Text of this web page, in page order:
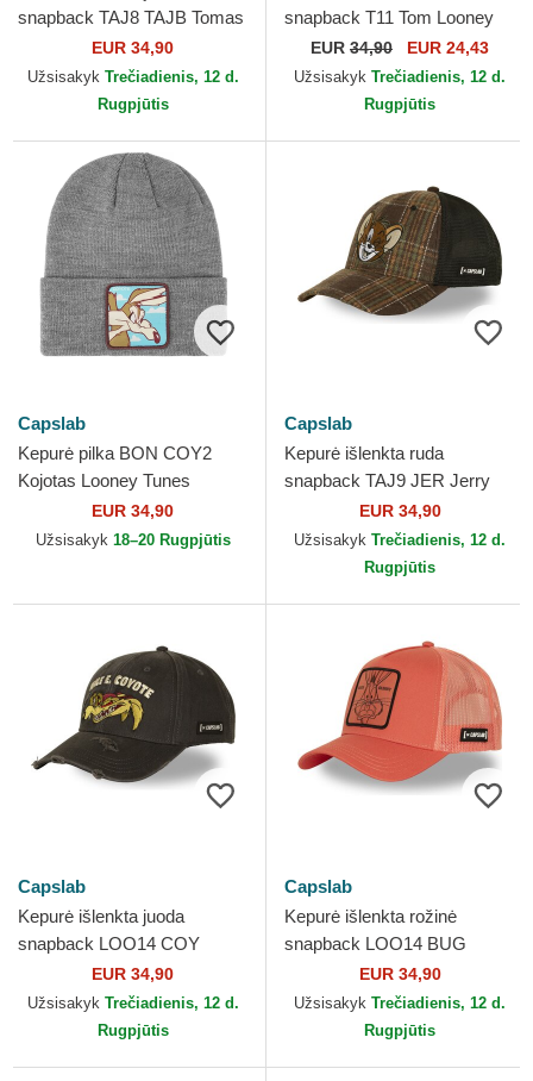
snapback TAJ8 TAJB Tomas
ir Džeris Looney Tunes
Capslab
EUR 34,90
Užsisakyk Trečiadienis, 12 d.
Rugpjūtis
snapback T11 Tom Looney
Tunes Capslab
EUR 34,90 EUR 24,43
Užsisakyk Trečiadienis, 12 d.
Rugpjūtis
Capslab
Kepurė pilka BON COY2
Kojotas Looney Tunes
EUR 34,90
Užsisakyk 18–20 Rugpjūtis
Capslab
Kepurė išlenkta ruda
snapback TAJ9 JER Jerry
Looney Tunes Capslab
EUR 34,90
Užsisakyk Trečiadienis, 12 d.
Rugpjūtis
Capslab
Kepurė išlenkta juoda
snapback LOO14 COY
Kojotas Looney Tunes
Capslab
EUR 34,90
Užsisakyk Trečiadienis, 12 d.
Rugpjūtis
Capslab
Kepurė išlenkta rožinė
snapback LOO14 BUG
Kiškis Bagsis Looney Tunes
Capslab
EUR 34,90
Užsisakyk Trečiadienis, 12 d.
Rugpjūtis